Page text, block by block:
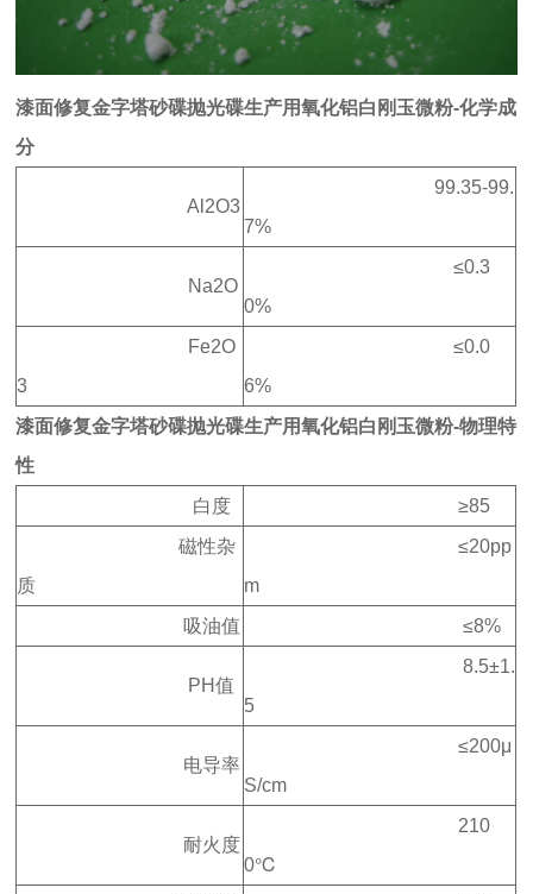
漆面修复金字塔砂碟抛光碟生产用氧化铝白刚玉微粉-化学成
分
Al2O3
99.35-99.
7%
Na2O
≤0.3
0%
Fe2O
3
≤0.0
6%
漆面修复金字塔砂碟抛光碟生产用氧化铝白刚玉微粉-物理特
性
白度
≥85
磁性杂
质
≤20pp
m
吸油值
≤8%
PH值
8.5±1.
5
电导率
≤200μ
S/cm
耐火度
210
0℃